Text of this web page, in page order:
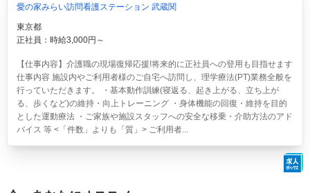
愛の家みらい訪問看護ステーション 武蔵関
東京都
正社員：時給3,000円～
【仕事内容】介護職の現場復帰応援!将来的に正社員への登用も目指せます
仕事内容 施設内やご利用者様のご自宅へ訪問し、理学療法(PT)業務全般を
行っていただきます。 ・基本動作訓練(寝返る、起き上がる、立ち上が
る、歩くなど)の維持・向上トレーニング ・身体機能の回復・維持を目的
とした運動療法 ・ご家族や施設スタッフへの安全な移乗・介助方法のアド
バイス 等 <「件数」よりも「質」> ご利用者...